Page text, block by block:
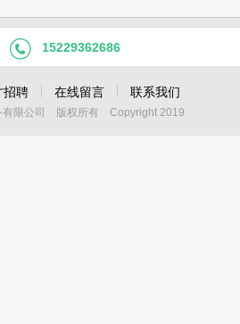
15229362686
招聘 在线留言 联系我们
有限公司 版权所有 Copyright 2019